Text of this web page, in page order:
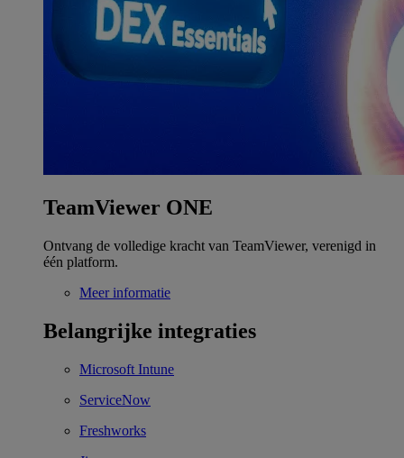
TeamViewer ONE
Ontvang de volledige kracht van TeamViewer, verenigd in
één platform.
Meer informatie
Belangrijke integraties
Microsoft Intune
ServiceNow
Freshworks